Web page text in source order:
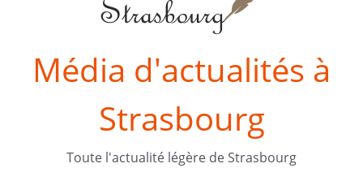
Média d'actualités à
Strasbourg
Toute l'actualité légère de Strasbourg